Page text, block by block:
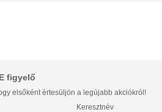
figyelő
elsőként értesüljön a legújabb akciókról!
Keresztnév